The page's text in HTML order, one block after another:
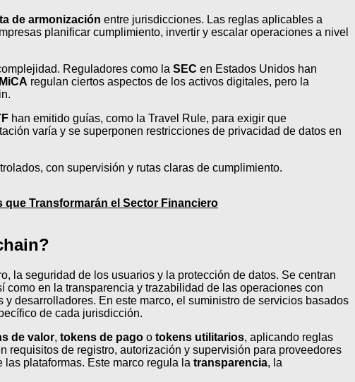
de armonización entre jurisdicciones. Las reglas aplicables a
planificar cumplimiento, invertir y escalar operaciones a nivel
Reguladores como la SEC en Estados Unidos han
MiCA regulan ciertos aspectos de los activos digitales, pero la
han emitido guías, como la Travel Rule, para exigir que
varía y se superponen restricciones de privacidad de datos en
con supervisión y rutas claras de cumplimiento.
Transformarán el Sector Financiero
la seguridad de los usuarios y la protección de datos. Se centran
en la transparencia y trazabilidad de las operaciones con
desarrolladores. En este marco, el suministro de servicios basados
de cada jurisdicción.
de valor, tokens de pago o tokens utilitarios, aplicando reglas
requisitos de registro, autorización y supervisión para proveedores
plataformas. Este marco regula la transparencia, la